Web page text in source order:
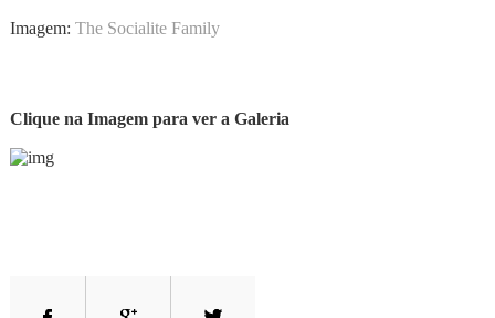
Imagem: The Socialite Family
Clique na Imagem para ver a Galeria